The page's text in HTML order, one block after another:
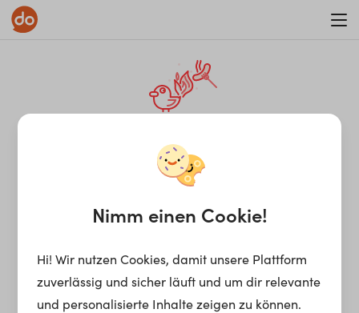
¡Ay, caramba! Seite nicht
gefunden.
Ups, die gewünschte Seite kann nicht gefunden werden.
Möchtest du nach einem bestimmten Begriff suchen?
Nimm einen Cookie!
Hi! Wir nutzen Cookies, damit unsere Plattform
zuverlässig und sicher läuft und um dir relevante
und personalisierte Inhalte zeigen zu können.